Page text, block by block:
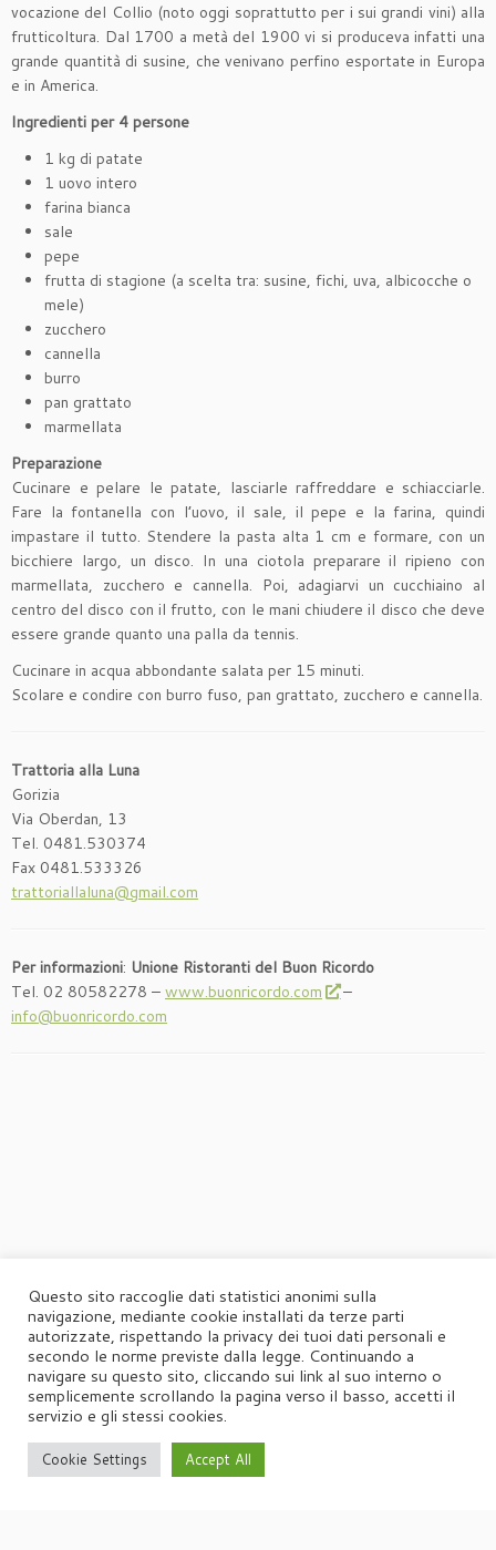
vocazione del Collio (noto oggi soprattutto per i sui grandi vini) alla
frutticoltura. Dal 1700 a metà del 1900 vi si produceva infatti una
grande quantità di susine, che venivano perfino esportate in Europa
e in America.
Ingredienti per 4 persone
1 kg di patate
1 uovo intero
farina bianca
sale
pepe
frutta di stagione (a scelta tra: susine, fichi, uva, albicocche o
mele)
zucchero
cannella
burro
pan grattato
marmellata
Preparazione
Cucinare e pelare le patate, lasciarle raffreddare e schiacciarle.
Fare la fontanella con l’uovo, il sale, il pepe e la farina, quindi
impastare il tutto. Stendere la pasta alta 1 cm e formare, con un
bicchiere largo, un disco. In una ciotola preparare il ripieno con
marmellata, zucchero e cannella. Poi, adagiarvi un cucchiaino al
centro del disco con il frutto, con le mani chiudere il disco che deve
essere grande quanto una palla da tennis.
Cucinare in acqua abbondante salata per 15 minuti.
Scolare e condire con burro fuso, pan grattato, zucchero e cannella.
Trattoria alla Luna
Gorizia
Via Oberdan, 13
Tel. 0481.530374
Fax 0481.533326
trattoriallaluna@gmail.com
Per informazioni: Unione Ristoranti del Buon Ricordo
Tel. 02 80582278 – www.buonricordo.com
–
info@buonricordo.com
·© 2026Agorà·Powered by ·Designed con il
Questo sito raccoglie dati statistici anonimi sulla
navigazione, mediante cookie installati da terze parti
autorizzate, rispettando la privacy dei tuoi dati personali e
secondo le norme previste dalla legge. Continuando a
navigare su questo sito, cliccando sui link al suo interno o
semplicemente scrollando la pagina verso il basso, accetti il
servizio e gli stessi cookies.
Cookie Settings Accept All